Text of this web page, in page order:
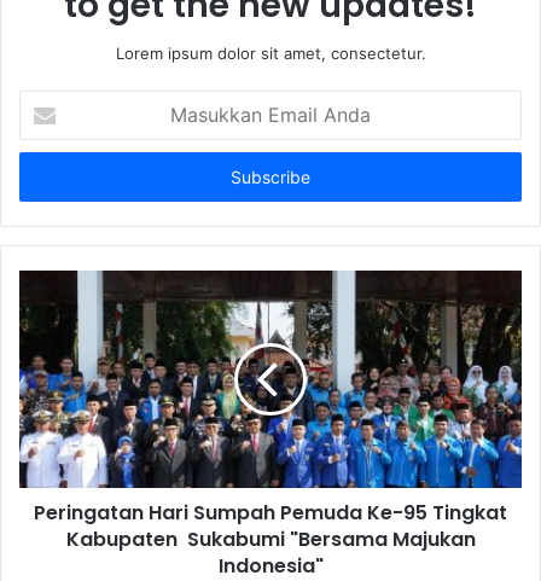
Lorem ipsum dolor sit amet, consectetur.
Email
Anda
Peringatan Hari Sumpah Pemuda Ke-95 Tingkat
Kabupaten Sukabumi "Bersama Majukan
Indonesia"